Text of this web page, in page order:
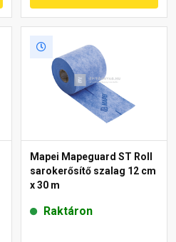
Mapei Mapeguard ST Roll
sarokerősítő szalag 12 cm
x 30 m
Raktáron